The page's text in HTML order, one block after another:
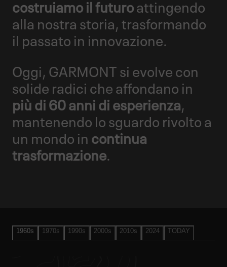
costruiamo il futuroattingendo
alla nostra storia, trasformando
il passato in innovazione.
Oggi, GARMONT si evolve con
solide radici che affondano in
più di 60 anni di esperienza,
mantenendo lo sguardo rivolto a
un mondo incontinua
trasformazione.
1960s 1970s 1990s 2000s 2010s 2024 TODAY